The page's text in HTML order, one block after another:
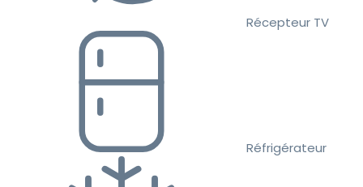
Récepteur TV
Réfrigérateur